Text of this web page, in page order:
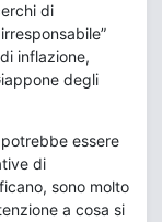
di
inflazione,
degli
essere
di
sono molto
a cosa si